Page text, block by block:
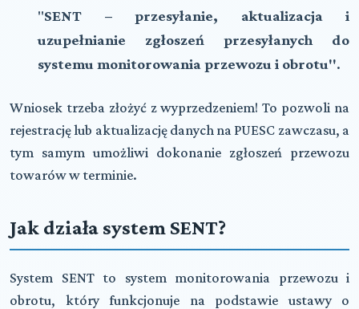
"SENT – przesyłanie, aktualizacja i
uzupełnianie zgłoszeń przesyłanych do
systemu monitorowania przewozu i obrotu".
Wniosek trzeba złożyć z wyprzedzeniem! To pozwoli na
rejestrację lub aktualizację danych na PUESC zawczasu, a
tym samym umożliwi dokonanie zgłoszeń przewozu
towarów w terminie.
Jak działa system SENT?
System SENT to system monitorowania przewozu i
obrotu, który funkcjonuje na podstawie ustawy o